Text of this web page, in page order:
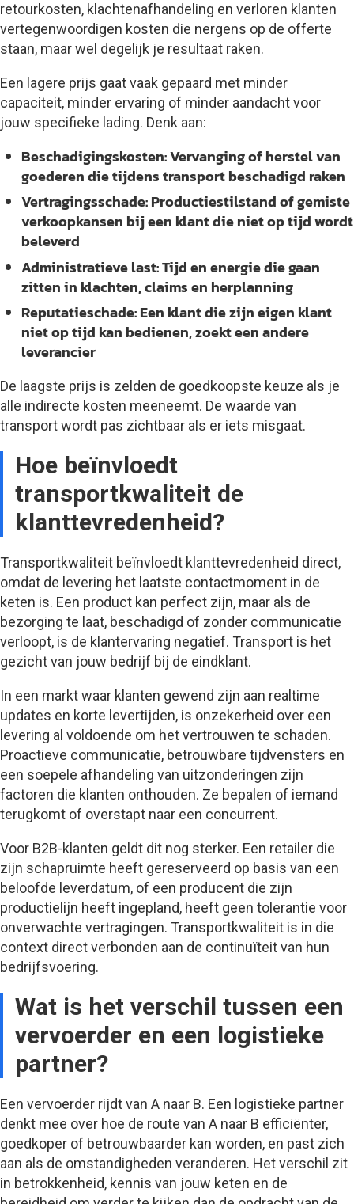
retourkosten, klachtenafhandeling en verloren klanten
vertegenwoordigen kosten die nergens op de offerte
staan, maar wel degelijk je resultaat raken.
Een lagere prijs gaat vaak gepaard met minder
capaciteit, minder ervaring of minder aandacht voor
jouw specifieke lading. Denk aan:
Beschadigingskosten:Vervanging of herstel van
goederen die tijdens transport beschadigd raken
Vertragingsschade:Productiestilstand of gemiste
verkoopkansen bij een klant die niet op tijd wordt
beleverd
Administratieve last:Tijd en energie die gaan
zitten in klachten, claims en herplanning
Reputatieschade:Een klant die zijn eigen klant
niet op tijd kan bedienen, zoekt een andere
leverancier
De laagste prijs is zelden de goedkoopste keuze als je
alle indirecte kosten meeneemt. De waarde van
transport wordt pas zichtbaar als er iets misgaat.
Hoe beïnvloedt
transportkwaliteit de
klanttevredenheid?
Transportkwaliteit beïnvloedt klanttevredenheid direct,
omdat de levering het laatste contactmoment in de
keten is. Een product kan perfect zijn, maar als de
bezorging te laat, beschadigd of zonder communicatie
verloopt, is de klantervaring negatief. Transport is het
gezicht van jouw bedrijf bij de eindklant.
In een markt waar klanten gewend zijn aan realtime
updates en korte levertijden, is onzekerheid over een
levering al voldoende om het vertrouwen te schaden.
Proactieve communicatie, betrouwbare tijdvensters en
een soepele afhandeling van uitzonderingen zijn
factoren die klanten onthouden. Ze bepalen of iemand
terugkomt of overstapt naar een concurrent.
Voor B2B-klanten geldt dit nog sterker. Een retailer die
zijn schapruimte heeft gereserveerd op basis van een
beloofde leverdatum, of een producent die zijn
productielijn heeft ingepland, heeft geen tolerantie voor
onverwachte vertragingen. Transportkwaliteit is in die
context direct verbonden aan de continuïteit van hun
bedrijfsvoering.
Wat is het verschil tussen een
vervoerder en een logistieke
partner?
Een vervoerder rijdt van A naar B. Een logistieke partner
denkt mee over hoe de route van A naar B efficiënter,
goedkoper of betrouwbaarder kan worden, en past zich
aan als de omstandigheden veranderen. Het verschil zit
in betrokkenheid, kennis van jouw keten en de